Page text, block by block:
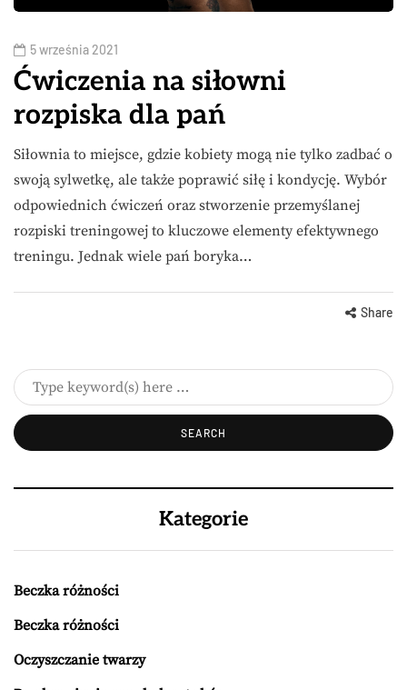
5 września 2021
Ćwiczenia na siłowni
rozpiska dla pań
Siłownia to miejsce, gdzie kobiety mogą nie tylko zadbać o
swoją sylwetkę, ale także poprawić siłę i kondycję. Wybór
odpowiednich ćwiczeń oraz stworzenie przemyślanej
rozpiski treningowej to kluczowe elementy efektywnego
treningu. Jednak wiele pań boryka…
Share
Kategorie
Beczka różności
Beczka różności
Oczyszczanie twarzy